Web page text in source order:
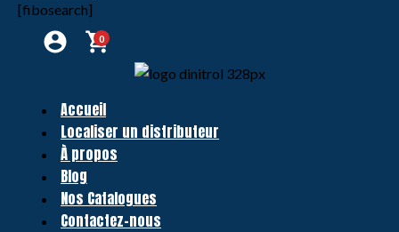
[fibosearch]
0
Accueil
Localiser un distributeur
À propos
Blog
Nos Catalogues
Contactez-nous